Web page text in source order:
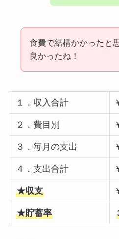
食費で結構かかったと
良かったね！
１．収入合計
２．費目別
３．毎月の支出
４．支出合計
★収支
★貯蓄率